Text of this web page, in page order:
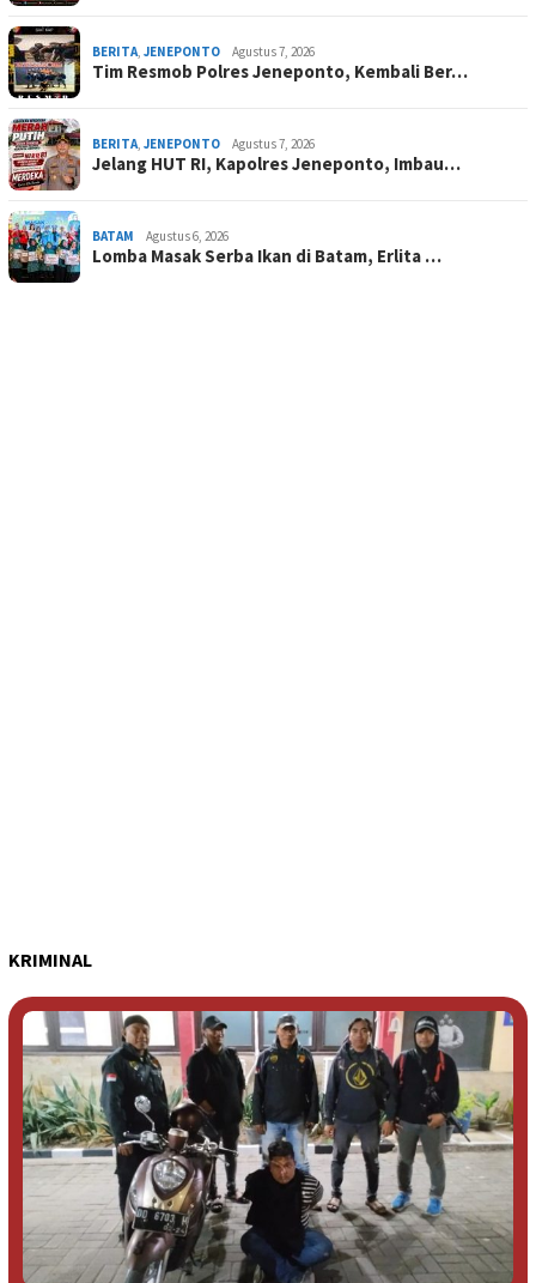
BERITA, JENEPONTO Agustus 7, 2026
Tim Resmob Polres Jeneponto, Kembali Ber…
BERITA, JENEPONTO Agustus 7, 2026
Jelang HUT RI, Kapolres Jeneponto, Imbau…
BATAM Agustus 6, 2026
Lomba Masak Serba Ikan di Batam, Erlita …
KRIMINAL